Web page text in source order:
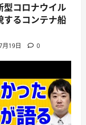
型コロナウイル
するコンテナ船
月19日 0